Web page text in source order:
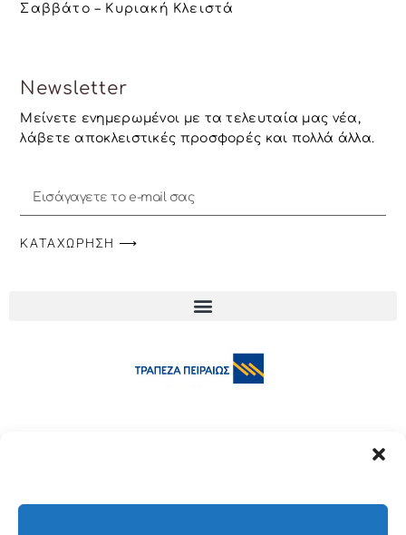
Σαββάτο – Κυριακή Κλειστά
Newsletter
Μείνετε ενημερωμένοι με τα τελευταία μας νέα,
λάβετε αποκλειστικές προσφορές και πολλά άλλα.
ΚΑΤΑΧΏΡΗΣΗ ⟶